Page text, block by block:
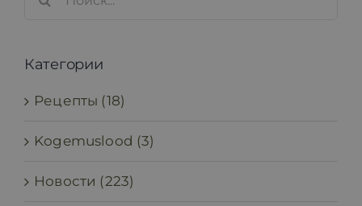
Категории
Рецепты (18)
Kogemuslood (3)
Новости (223)